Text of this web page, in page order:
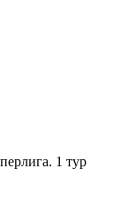
1 тур